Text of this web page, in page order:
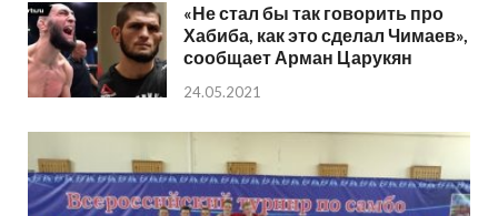
«Не стал бы так говорить про
Хабиба, как это сделал Чимаев»,
сообщает Арман Царукян
24.05.2021